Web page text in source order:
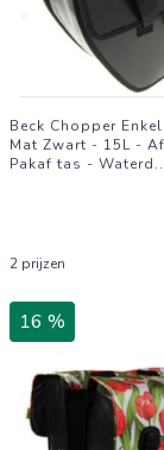
Beck Chopper
Mat Zwart - 15L -
Pakaf tas - Waterd
2 prijzen
16 %